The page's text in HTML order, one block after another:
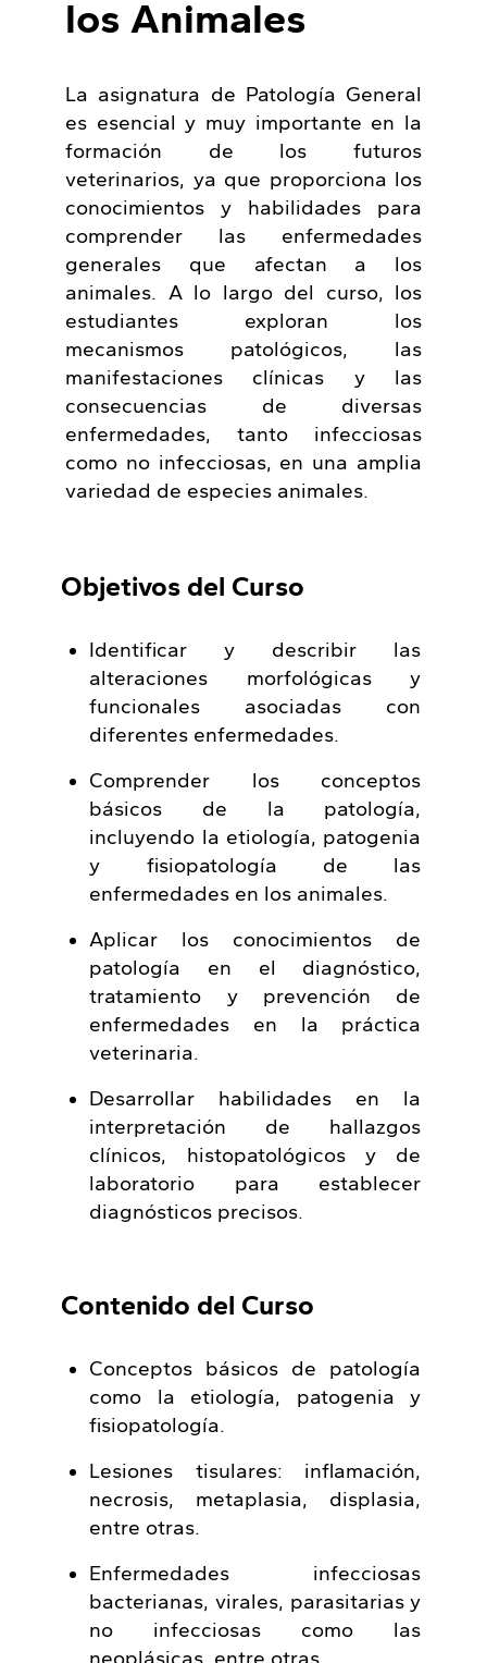
los Animales
La asignatura de Patología General
es esencial y muy importante en la
formación de los futuros
veterinarios, ya que proporciona los
conocimientos y habilidades para
comprender las enfermedades
generales que afectan a los
animales. A lo largo del curso, los
estudiantes exploran los
mecanismos patológicos, las
manifestaciones clínicas y las
consecuencias de diversas
enfermedades, tanto infecciosas
como no infecciosas, en una amplia
variedad de especies animales.
Objetivos del Curso
Identificar y describir las
alteraciones morfológicas y
funcionales asociadas con
diferentes enfermedades.
Comprender los conceptos
básicos de la patología,
incluyendo la etiología, patogenia
y fisiopatología de las
enfermedades en los animales.
Aplicar los conocimientos de
patología en el diagnóstico,
tratamiento y prevención de
enfermedades en la práctica
veterinaria.
Desarrollar habilidades en la
interpretación de hallazgos
clínicos, histopatológicos y de
laboratorio para establecer
diagnósticos precisos.
Contenido del Curso
Conceptos básicos de patología
como la etiología, patogenia y
fisiopatología.
Lesiones tisulares: inflamación,
necrosis, metaplasia, displasia,
entre otras.
Enfermedades infecciosas
bacterianas, virales, parasitarias y
no infecciosas como las